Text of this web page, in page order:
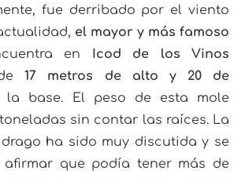
fue derribado por el viento
el mayor y más famoso
en Icod de los Vinos
17 metros de alto y 20 de
la base. El peso de esta mole
sin contar las raíces. La
ha sido muy discutida y se
que podía tener más de